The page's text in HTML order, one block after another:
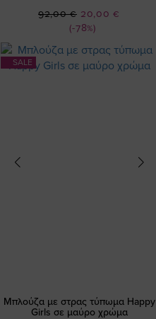
(-78%)
Ειδική
Τιμή
20,00 €
92,00 €
SALE
Μπλούζα με στρας τύπωμα Happy
Girls σε μαύρο χρώμα